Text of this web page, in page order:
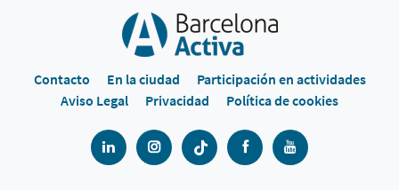
Contacto En la ciudad
Participación en actividades
Aviso Legal
Privacidad Política de cookies